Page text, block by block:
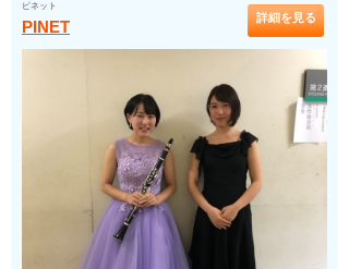
ピネット
PINET 詳細を見る